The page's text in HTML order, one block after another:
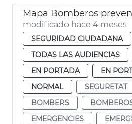
modificado hace 4 meses
SEGURIDAD CIUDADANA
TODAS LAS AUDIENCIAS
EN PORTADA
EN
NORMAL
SEGURETAT
BOMBERS
EMERGENCIES